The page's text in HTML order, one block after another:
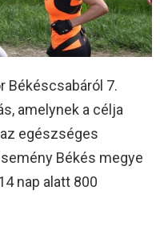
Békéscsabáról 7.
amelynek a célja
egészséges
Békés megye
nap alatt 800